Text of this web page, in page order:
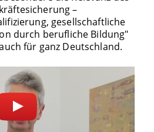
der
–
gesellschaftliche
durch berufliche Bildung"
für ganz Deutschland.